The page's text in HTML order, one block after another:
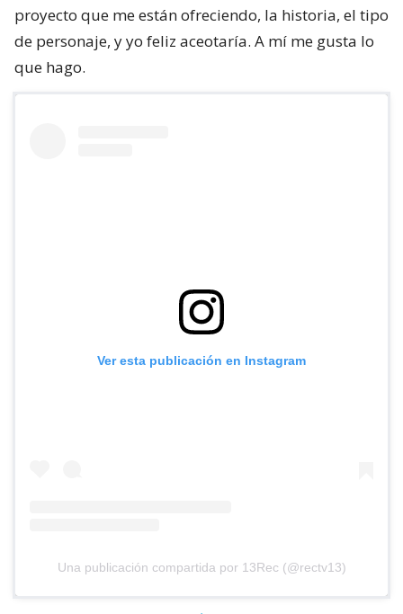
proyecto que me están ofreciendo, la historia, el tipo
de personaje, y yo feliz aceotaría. A mí me gusta lo
que hago.
Ver esta publicación en Instagram
Una publicación compartida por 13Rec (@rectv13)